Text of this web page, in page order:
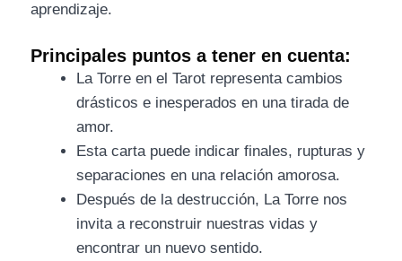
aprendizaje.
Principales puntos a tener en cuenta:
La Torre en el Tarot representa cambios
drásticos e inesperados en una tirada de
amor.
Esta carta puede indicar finales, rupturas y
separaciones en una relación amorosa.
Después de la destrucción, La Torre nos
invita a reconstruir nuestras vidas y
encontrar un nuevo sentido.